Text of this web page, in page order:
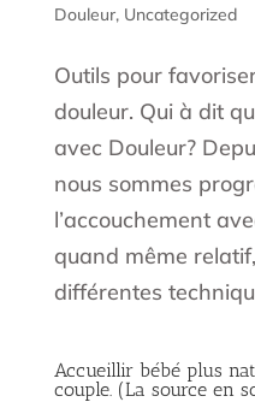
Douleur, Uncategorized
Outils pour
douleur. Qui à dit
avec Douleur?
nous sommes
l’accouchement
quand même
différentes
Accueillir bébé plus
couple. (La source en